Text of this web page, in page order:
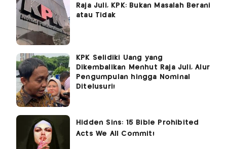
Raja Juli, KPK: Bukan Masalah Berani
atau Tidak
KPK Selidiki Uang yang
Dikembalikan Menhut Raja Juli, Alur
Pengumpulan hingga Nominal
Ditelusuri!